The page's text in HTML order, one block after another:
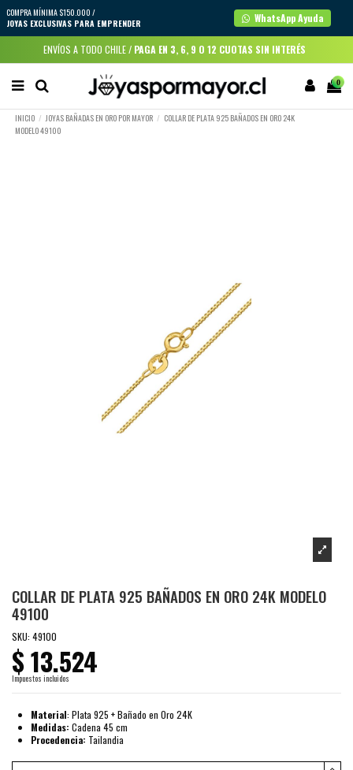
COMPRA MÍNIMA $150.000 /
JOYAS EXCLUSIVAS PARA EMPRENDER
WhatsApp Ayuda
ENVÍOS A TODO CHILE / PAGA EN 3, 6, 9 O 12 CUOTAS SIN INTERÉS
0
INICIO JOYAS BAÑADAS EN ORO POR MAYOR
COLLAR DE PLATA 925 BAÑADOS EN ORO 24K
MODELO 49100
COLLAR DE PLATA 925 BAÑADOS EN ORO 24K MODELO
49100
SKU: 49100
$ 13.524
Impuestos incluidos
Material: Plata 925 + Bañado en Oro 24K
Medidas: Cadena 45 cm
Procedencia: Tailandia